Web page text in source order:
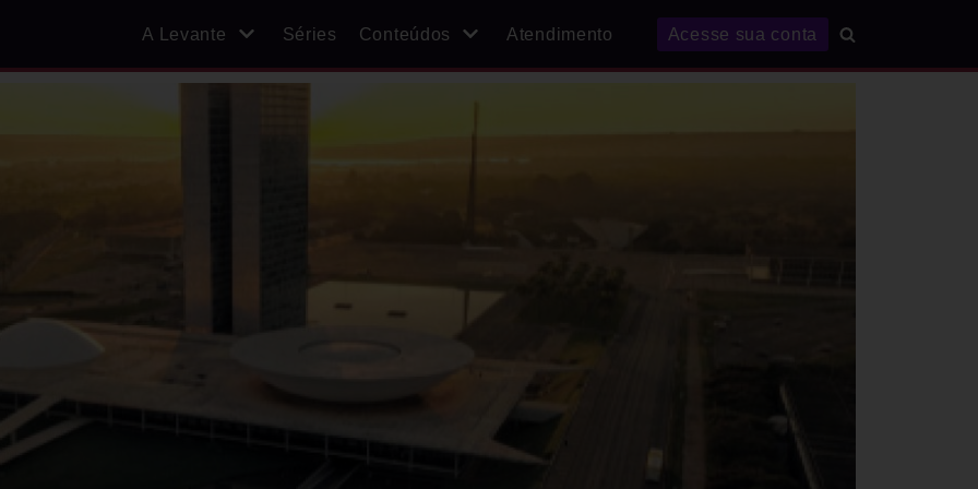
A Levante Séries Conteúdos Atendimento Acesse sua conta